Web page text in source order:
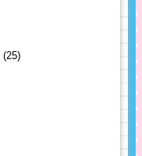
(25)